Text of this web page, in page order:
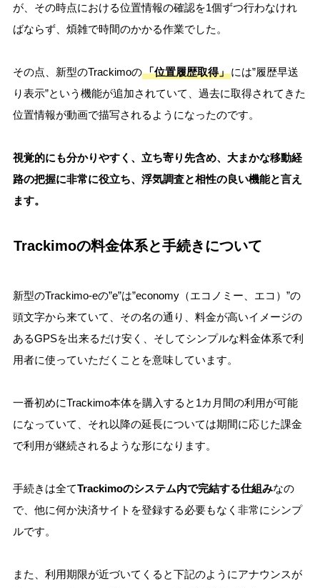
が、その時点における位置情報の確認を1個ずつ行わなけれ
ばならず、煩雑で時間のかかる作業でした。
その点、新型のTrackimoの「位置履歴取得」には”履歴早送
り表示”という機能が追加されていて、過去に取得されてきた
位置情報が動画で描写されるようになったのです。
視覚的にも分かりやすく、立ち寄り先含め、大まかな移動経
路の把握に非常に役立ち、浮気調査と相性の良い機能と言え
ます。
Trackimoの料金体系と手続きについて
新型のTrackimo-eの”e”は”economy（エコノミー、エコ）”の
頭文字から来ていて、その名の通り、料金が高いイメージの
あるGPSを出来るだけ安く、そしてシンプルな料金体系で利
用者に使っていただくことを意味しています。
一番初めにTrackimo本体を購入すると1カ月間の利用が可能
になっていて、それ以降の延長については期間に応じた課金
で利用が継続されるような形になります。
手続きは全てTrackimoのシステム内で完結する仕組みなの
で、他に何か決済サイトを登録する必要もなく非常にシンプ
ルです。
また、利用期限が近づいてくると下記のようにアナウンスが